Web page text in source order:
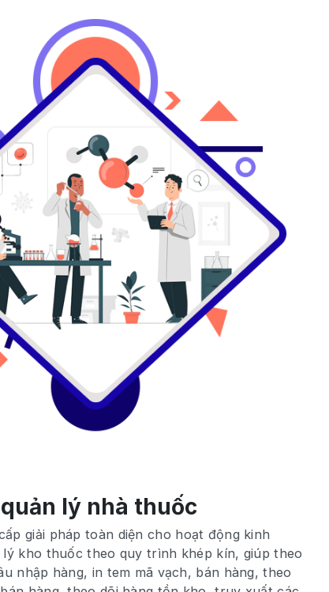
lý nhà thuốc
giải pháp toàn diện cho hoạt động kinh
kho thuốc theo quy trình khép kín, giúp theo
nhập hàng, in tem mã vạch, bán hàng, theo